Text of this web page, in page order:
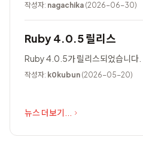
작성자: nagachika (2026-06-30)
Ruby 4.0.5 릴리스
Ruby 4.0.5가 릴리스되었습니다.
작성자: k0kubun (2026-05-20)
뉴스 더보기...